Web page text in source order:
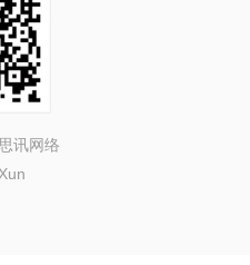
讯网络